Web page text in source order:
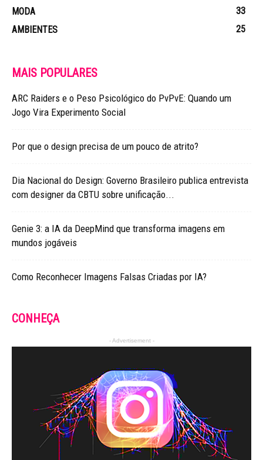
MODA
33
AMBIENTES
25
MAIS POPULARES
ARC Raiders e o Peso Psicológico do PvPvE: Quando um
Jogo Vira Experimento Social
Por que o design precisa de um pouco de atrito?
Dia Nacional do Design: Governo Brasileiro publica entrevista
com designer da CBTU sobre unificação...
Genie 3: a IA da DeepMind que transforma imagens em
mundos jogáveis
Como Reconhecer Imagens Falsas Criadas por IA?
CONHEÇA
- Advertisement -